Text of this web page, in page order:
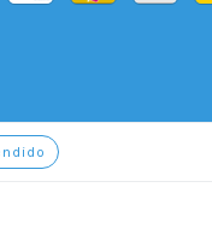
Botón de arrepentimiento